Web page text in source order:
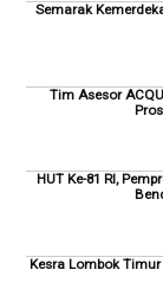
Semarak
Tim Asesor
HUT Ke-81 RI,
Kesra Lombok